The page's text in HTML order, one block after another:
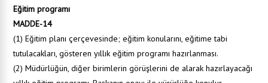
Eğitim programı
MADDE-14
(1) Eğitim planı çerçevesinde; eğitim konularını, eğitime tabi
tutulacakları, gösteren yıllık eğitim programı hazırlanması.
(2) Müdürlüğün, diğer birimlerin görüşlerini de alarak hazırlayacağı